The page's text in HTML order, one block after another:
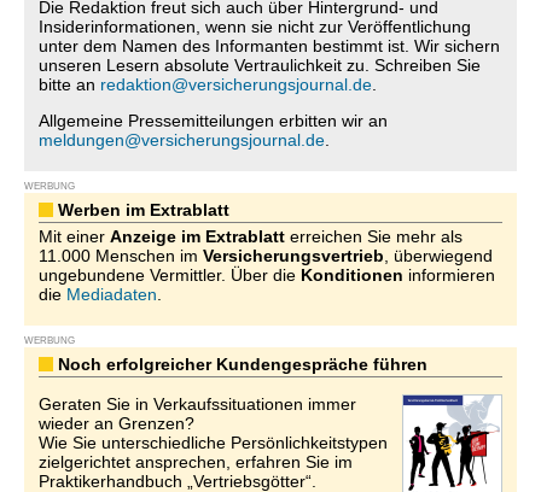
Die Redaktion freut sich auch über Hintergrund- und
Insiderinformationen, wenn sie nicht zur Veröffentlichung
unter dem Namen des Informanten bestimmt ist. Wir sichern
unseren Lesern absolute Vertraulichkeit zu. Schreiben Sie
bitte an redaktion@versicherungsjournal.de
Allgemeine Pressemitteilungen erbitten wir an
meldungen@versicherungsjournal.de
WERBUNG
Werben im Extrablatt
Mit einer Anzeige im Extrablatt erreichen Sie mehr als
11.000 Menschen im Versicherungsvertrieb , überwiegend
ungebundene Vermittler. Über die Konditionen informieren
die Mediadaten
WERBUNG
Noch erfolgreicher Kundengespräche führen
Geraten Sie in Verkaufssituationen immer
wieder an Grenzen?
Wie Sie unterschiedliche Persönlichkeitstypen
zielgerichtet ansprechen, erfahren Sie im
Praktikerhandbuch „Vertriebsgötter“.